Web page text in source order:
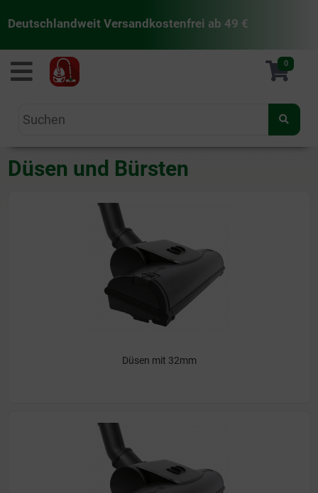
Deutschlandweit Versandkostenfrei ab 49 €
staubsaugermanufaktur 0
Düsen und Bürsten
Düsen mit 32mm